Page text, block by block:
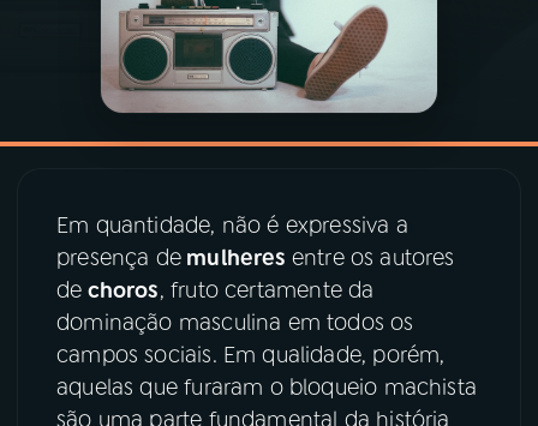
PODCASTS
06VIDEOCASTS
07 ÚLTIMAS
08PRÊMIO RÁDIO MEC
ACOMPANHE A RÁDIO MEC
Em quantidade, não é expressiva a
presença demulheres entre os autores
de choros, fruto certamente da
dominação masculina em todos os
campos sociais. Em qualidade, porém,
aquelas que furaram o bloqueio machista
são uma parte fundamental da história